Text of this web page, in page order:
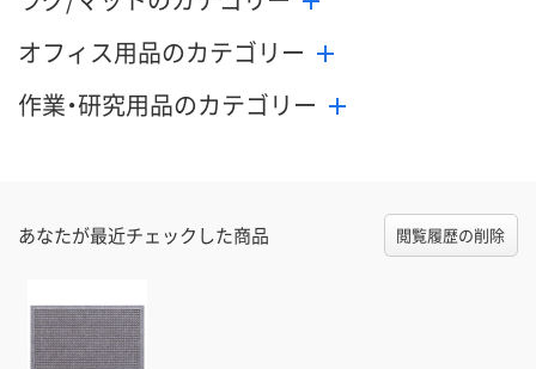
オフィス用品のカテゴリー
作業・研究用品のカテゴリー
あなたが最近チェックした商品 閲覧履歴の削除